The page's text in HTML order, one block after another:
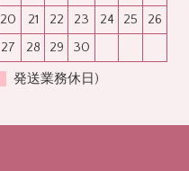
20
21 22 23 24 25
26
27
28 29 30
発送業務休日)